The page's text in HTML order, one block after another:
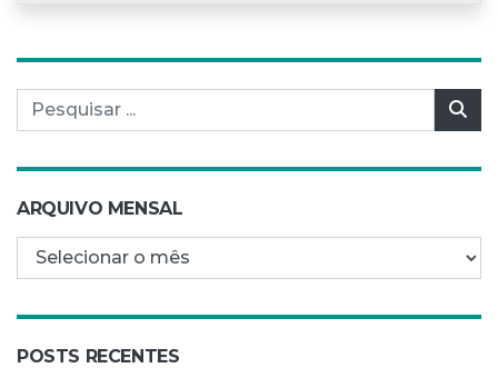
Pesquisar por:
ARQUIVO MENSAL
Arquivo mensal
POSTS RECENTES